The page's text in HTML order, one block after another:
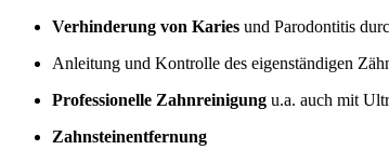
Verhinderung von Karies und Parodontitis
Anleitung und Kontrolle des eigenständigen
Professionelle Zahnreinigung u.a. auch mit
Zahnsteinentfernung